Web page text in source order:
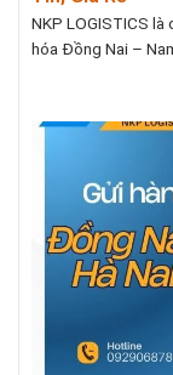
NKP LOGISTICS
hóa Đồng Nai –